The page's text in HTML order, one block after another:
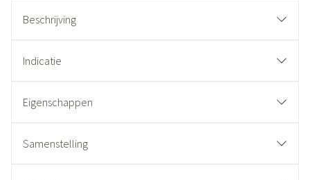
Beschrijving
Indicatie
Eigenschappen
Samenstelling